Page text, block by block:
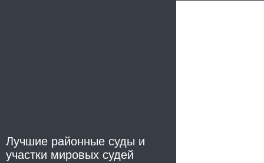
Лучшие районные суды и
участки мировых судей